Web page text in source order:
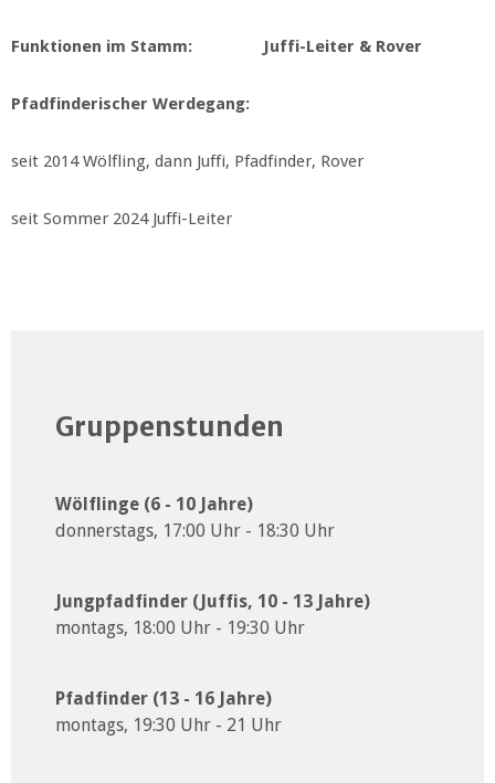
Funktionen im Stamm: Juffi-Leiter & Rover
Pfadfinderischer Werdegang:
seit 2014 Wölfling, dann Juffi, Pfadfinder, Rover
seit Sommer 2024 Juffi-Leiter
Gruppenstunden
Wölflinge (6 - 10 Jahre)
donnerstags, 17:00 Uhr - 18:30 Uhr
Jungpfadfinder (Juffis, 10 - 13 Jahre)
montags, 18:00 Uhr - 19:30 Uhr
Pfadfinder (13 - 16 Jahre)
montags, 19:30 Uhr - 21 Uhr